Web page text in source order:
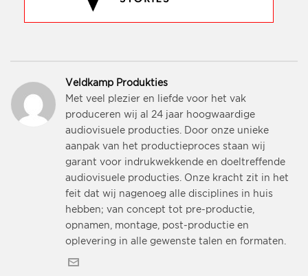
Veldkamp Produkties
Met veel plezier en liefde voor het vak
produceren wij al 24 jaar hoogwaardige
audiovisuele producties. Door onze unieke
aanpak van het productieproces staan wij
garant voor indrukwekkende en doeltreffende
audiovisuele producties. Onze kracht zit in het
feit dat wij nagenoeg alle disciplines in huis
hebben; van concept tot pre-productie,
opnamen, montage, post-productie en
oplevering in alle gewenste talen en formaten.